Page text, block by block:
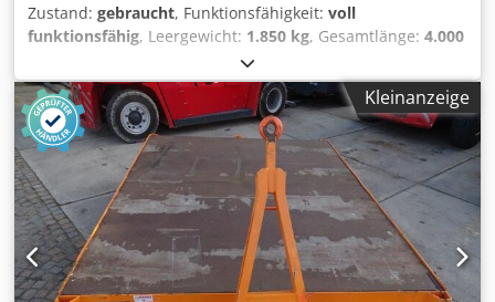
Zustand: gebraucht, Funktionsfähigkeit: voll
funktionsfähig, Leergewicht: 1.850 kg, Gesamtlänge: 4.000
, Bauhöhe:
kg, Zugkraft bei Belastung:18.000 N, Baubreite:2.000 mm,
Schwerlastanhänger Zustand: Einsatzbereit und voll
funktionsfähig Zustand Technisch: Neu Chsdpeu Dz Rqsfx
Acysa Beschreibung: Allradlenkung- Achsschenkel mit
einstellbaren Spur und Lenkstangen, Lenkbegrenzug bei
45 ° Lenkanschlag, Zugdeichsel: 1.200 mm mit
Fallsicherung und Höheneinstellung sowie
Kleinanzeige